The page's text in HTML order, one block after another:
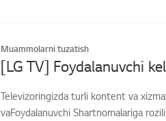
Muammolarni tuzatish
Televizoringizda turli kontent va
vaFoydalanuvchi Shartnomalariga